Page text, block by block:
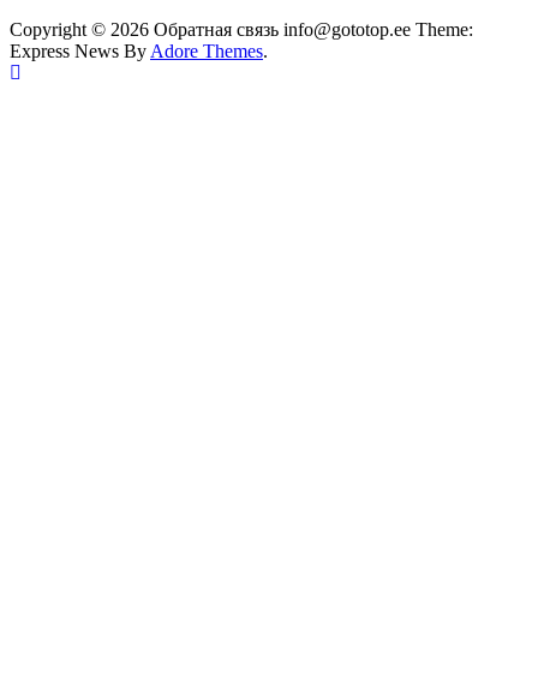
Copyright © 2026 Обратная связь info@gototop.ee Theme:
Express News By Adore Themes.